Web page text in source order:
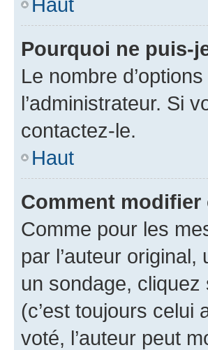
Pourquoi ne puis-
Le nombre
l’administrateur. Si
contactez-le.
Haut
Comment
Comme pour les
par l’auteur
un sondage,
(c’est toujours celui
voté, l’auteur peut